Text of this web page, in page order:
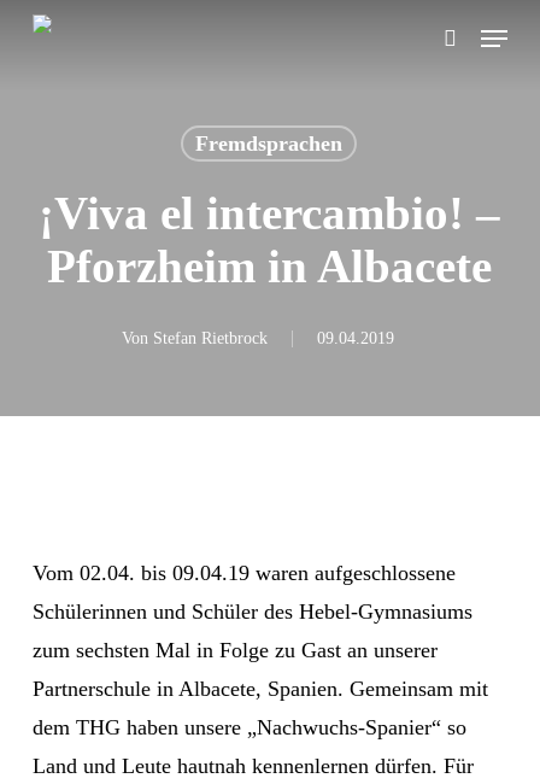
Skip
search
Menu
Fremdsprachen
¡Viva el intercambio! –
Pforzheim in Albacete
Von Stefan Rietbrock 09.04.2019
Vom 02.04. bis 09.04.19 waren aufgeschlossene
Schülerinnen und Schüler des Hebel-Gymnasiums
zum sechsten Mal in Folge zu Gast an unserer
Partnerschule in Albacete, Spanien. Gemeinsam mit
dem THG haben unsere „Nachwuchs-Spanier“ so
Land und Leute hautnah kennenlernen dürfen. Für